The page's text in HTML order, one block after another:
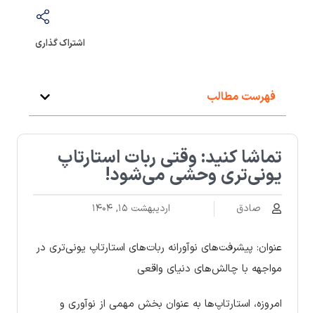
اشتراک گذاری
فهرست مطالب
تماشا کنید: وقتی ربات استارتاپ
یونی‌تری وحشی می‌شود!
صادق اردیبهشت ۱۵, ۱۴۰۴
عنوان: پیشرفت‌های نوآورانه ربات‌های استارتاپ یونی‌تری در
مواجهه با چالش‌های دنیای واقعی
امروزه، استارتاپ‌ها به عنوان بخش مهمی از نوآوری و